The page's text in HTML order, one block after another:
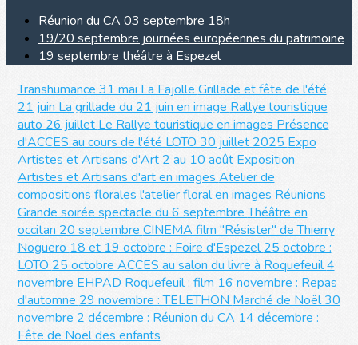
Réunion du CA 03 septembre 18h
19/20 septembre journées européennes du patrimoine
19 septembre théâtre à Espezel
Transhumance 31 mai La Fajolle Grillade et fête de l'été
21 juin La grillade du 21 juin en image Rallye touristique
auto 26 juillet Le Rallye touristique en images Présence
d'ACCES au cours de l'été LOTO 30 juillet 2025 Expo
Artistes et Artisans d'Art 2 au 10 août Exposition
Artistes et Artisans d'art en images Atelier de
compositions florales l'atelier floral en images Réunions
Grande soirée spectacle du 6 septembreThéâtre en
occitan 20 septembre CINEMA film "Résister" de Thierry
Noguero 18 et 19 octobre : Foire d'Espezel25 octobre :
LOTO 25 octobre ACCES au salon du livre à Roquefeuil4
novembre EHPAD Roquefeuil : film 16 novembre : Repas
d'automne 29 novembre : TELETHON Marché de Noël 30
novembre 2 décembre : Réunion du CA 14 décembre :
Fête de Noël des enfants